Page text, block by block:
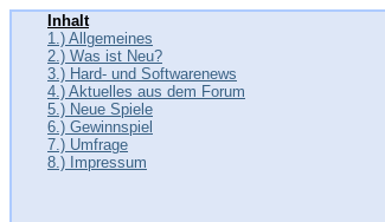
Inhalt
1.) Allgemeines
2.) Was ist Neu?
3.) Hard- und Softwarenews
4.) Aktuelles aus dem Forum
5.) Neue Spiele
6.) Gewinnspiel
7.) Umfrage
8.) Impressum